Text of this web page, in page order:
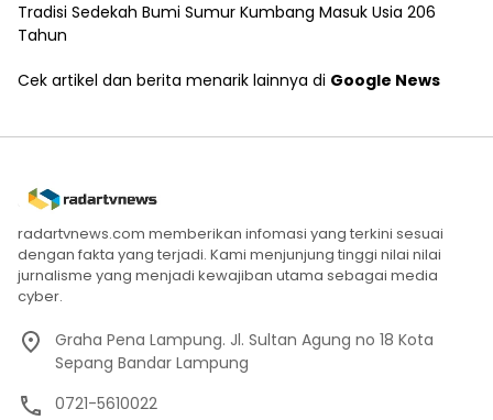
Tradisi Sedekah Bumi Sumur Kumbang Masuk Usia 206
Tahun
Cek artikel dan berita menarik lainnya di Google News
radartvnews.com memberikan infomasi yang terkini sesuai
dengan fakta yang terjadi. Kami menjunjung tinggi nilai nilai
jurnalisme yang menjadi kewajiban utama sebagai media
cyber.
Graha Pena Lampung. Jl. Sultan Agung no 18 Kota
Sepang Bandar Lampung
0721-5610022